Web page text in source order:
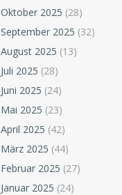
Oktober 2025 (28)
September 2025 (32)
August 2025 (13)
Juli 2025 (28)
Juni 2025 (24)
Mai 2025 (23)
April 2025 (42)
März 2025 (44)
Februar 2025 (27)
Januar 2025 (24)